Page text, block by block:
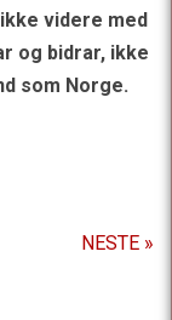
videre med
og bidrar, ikke
som Norge.
NESTE »